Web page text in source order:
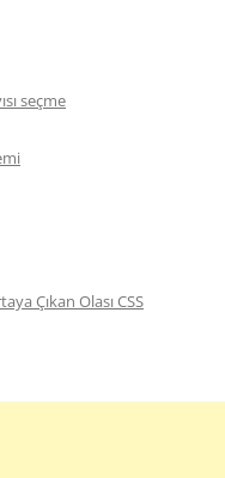
seçme
Çıkan Olası CSS